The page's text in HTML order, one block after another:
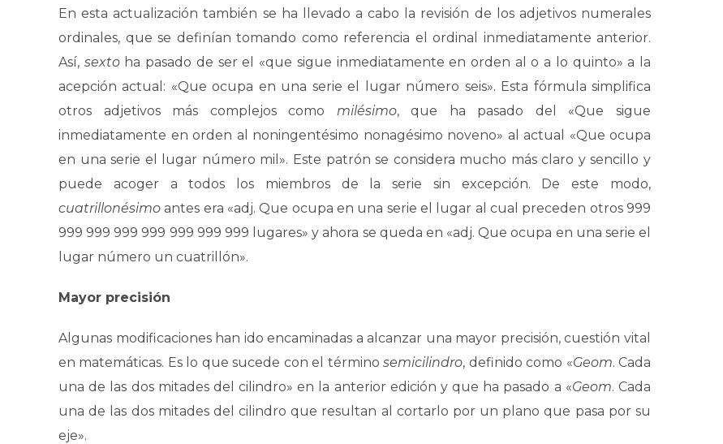
En esta actualización también se ha llevado a cabo la revisión de los adjetivos numerales
ordinales, que se definían tomando como referencia el ordinal inmediatamente anterior.
Así, sexto ha pasado de ser el «que sigue inmediatamente en orden al o a lo quinto» a la
acepción actual: «Que ocupa en una serie el lugar número seis». Esta fórmula simplifica
otros adjetivos más complejos como milésimo, que ha pasado del «Que sigue
inmediatamente en orden al noningentésimo nonagésimo noveno» al actual «Que ocupa
en una serie el lugar número mil». Este patrón se considera mucho más claro y sencillo y
puede acoger a todos los miembros de la serie sin excepción. De este modo,
cuatrillonésimoantes era «adj. Que ocupa en una serie el lugar al cual preceden otros 999
999 999 999 999 999 999 999 lugares» y ahora se queda en «adj. Que ocupa en una serie el
lugar número un cuatrillón».
Mayor precisión
Algunas modificaciones han ido encaminadas a alcanzar una mayor precisión, cuestión vital
en matemáticas. Es lo que sucede con el términosemicilindro, definido como «Geom. Cada
una de las dos mitades del cilindro» en la anterior edición y que ha pasado a «Geom. Cada
una de las dos mitades del cilindro que resultan al cortarlo por un plano que pasa por su
eje».